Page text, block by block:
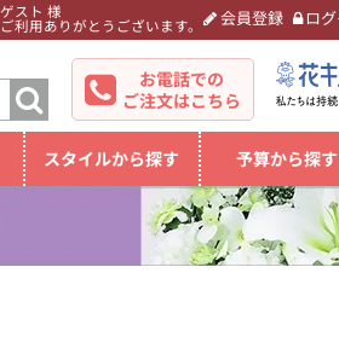
ゲスト 様
ご利用ありがとうございます。 会員登録 ロ
お電話での
ご注文はこちら
スタイルから探す 予算から探す